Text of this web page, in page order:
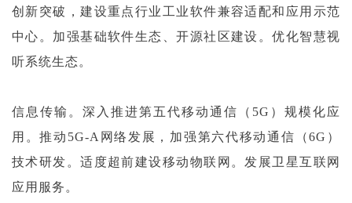
创新突破，建设重点行业工业软件兼容适配和应用示范
中心。加强基础软件生态、开源社区建设。优化智慧视
听系统生态。
信息传输。深入推进第五代移动通信（5G）规模化应
用。推动5G-A网络发展，加强第六代移动通信（6G）
技术研发。适度超前建设移动物联网。发展卫星互联网
应用服务。